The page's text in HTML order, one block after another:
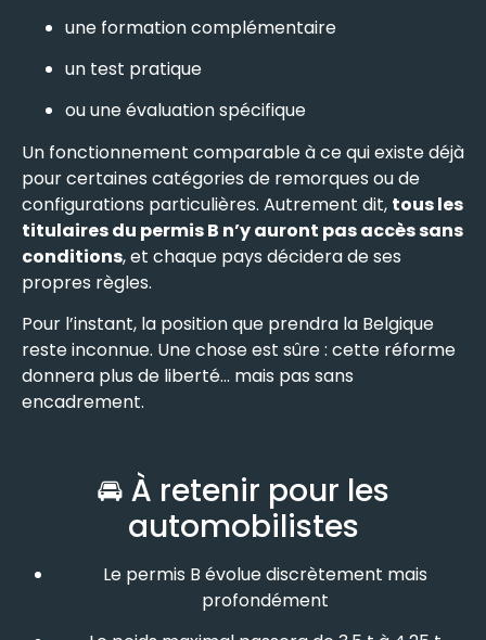
une formation complémentaire
un test pratique
ou une évaluation spécifique
Un fonctionnement comparable à ce qui existe déjà
pour certaines catégories de remorques ou de
configurations particulières. Autrement dit, tous les
titulaires du permis B n’y auront pas accès sans
conditions, et chaque pays décidera de ses
propres règles.
Pour l’instant, la position que prendra la Belgique
reste inconnue. Une chose est sûre : cette réforme
donnera plus de liberté… mais pas sans
encadrement.
🚘 À retenir pour les
automobilistes
Le permis B évolue discrètement mais
profondément